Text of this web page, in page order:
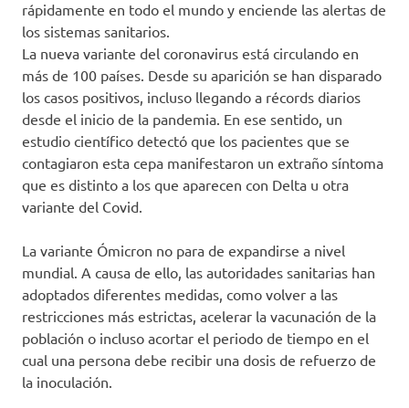
rápidamente en todo el mundo y enciende las alertas de
los sistemas sanitarios.
La nueva variante del coronavirus está circulando en
más de 100 países. Desde su aparición se han disparado
los casos positivos, incluso llegando a récords diarios
desde el inicio de la pandemia. En ese sentido, un
estudio científico detectó que los pacientes que se
contagiaron esta cepa manifestaron un extraño síntoma
que es distinto a los que aparecen con Delta u otra
variante del Covid.
La variante Ómicron no para de expandirse a nivel
mundial. A causa de ello, las autoridades sanitarias han
adoptados diferentes medidas, como volver a las
restricciones más estrictas, acelerar la vacunación de la
población o incluso acortar el periodo de tiempo en el
cual una persona debe recibir una dosis de refuerzo de
la inoculación.